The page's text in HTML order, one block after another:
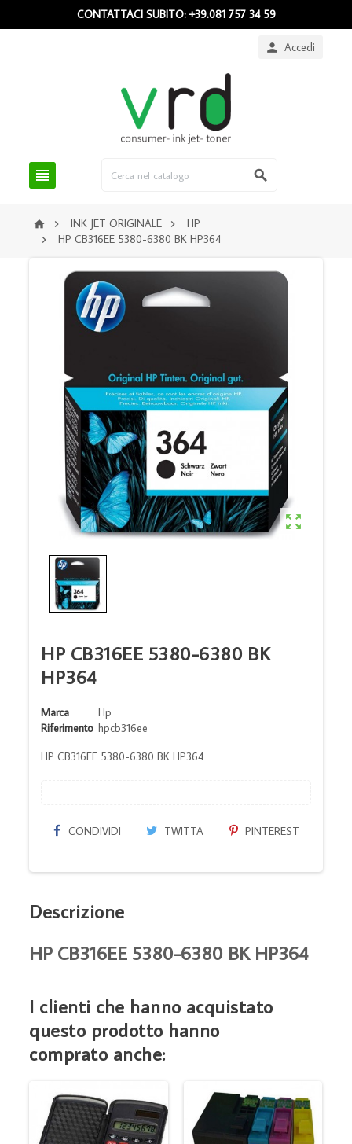
CONTATTACI SUBITO: +39.081 757 34 59
 Accedi
 
  INK JET ORIGINALE  HP
 HP CB316EE 5380-6380 BK HP364

HP CB316EE 5380-6380 BK
HP364
Marca
Hp
Riferimento hpcb316ee
HP CB316EE 5380-6380 BK HP364
CONDIVIDI TWITTA PINTEREST
Descrizione
HP CB316EE 5380-6380 BK HP364
I clienti che hanno acquistato
questo prodotto hanno
comprato anche: